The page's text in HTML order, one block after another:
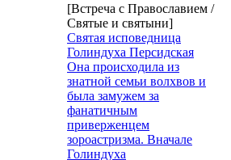
[Встреча с Православием /
Святые и святыни]
Святая исповедница
Голиндуха Персидская
Она происходила из
знатной семьи волхвов и
была замужем за
фанатичным
приверженцем
зороастризма. Вначале
Голиндуха